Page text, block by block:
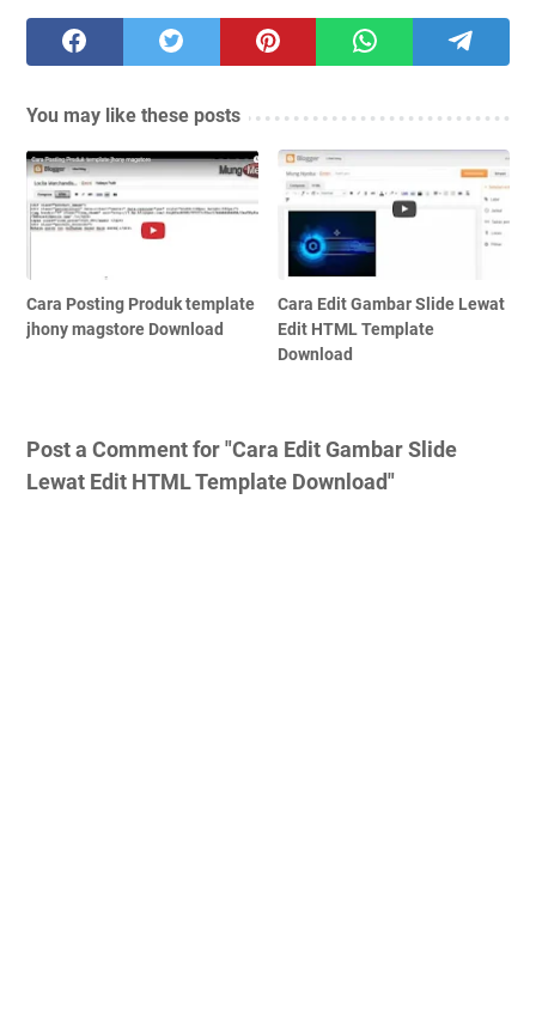
You may like these posts
Cara Posting Produk template
jhony magstore Download
Cara Edit Gambar Slide Lewat
Edit HTML Template
Download
Post a Comment for "Cara Edit Gambar Slide
Lewat Edit HTML Template Download"